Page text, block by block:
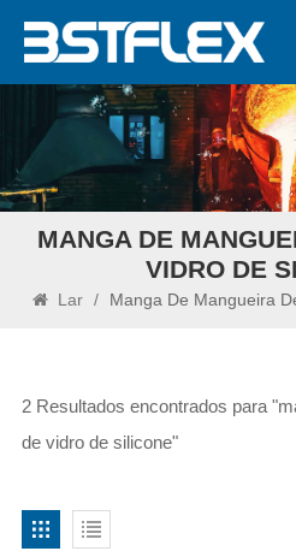
MANGA DE
VIDRO DE
Lar / Manga De Mangueira
2 Resultados encontrados para
de vidro de silicone"